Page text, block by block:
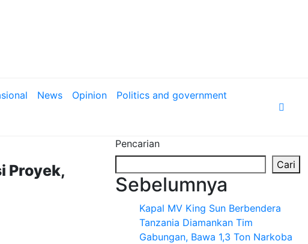
News Opinion
Politics and government
Proyek,
Pencarian
Cari
Sebelumnya
Kapal MV King Sun Berbendera
Tanzania Diamankan Tim
Gabungan, Bawa 1,3 Ton Narkoba